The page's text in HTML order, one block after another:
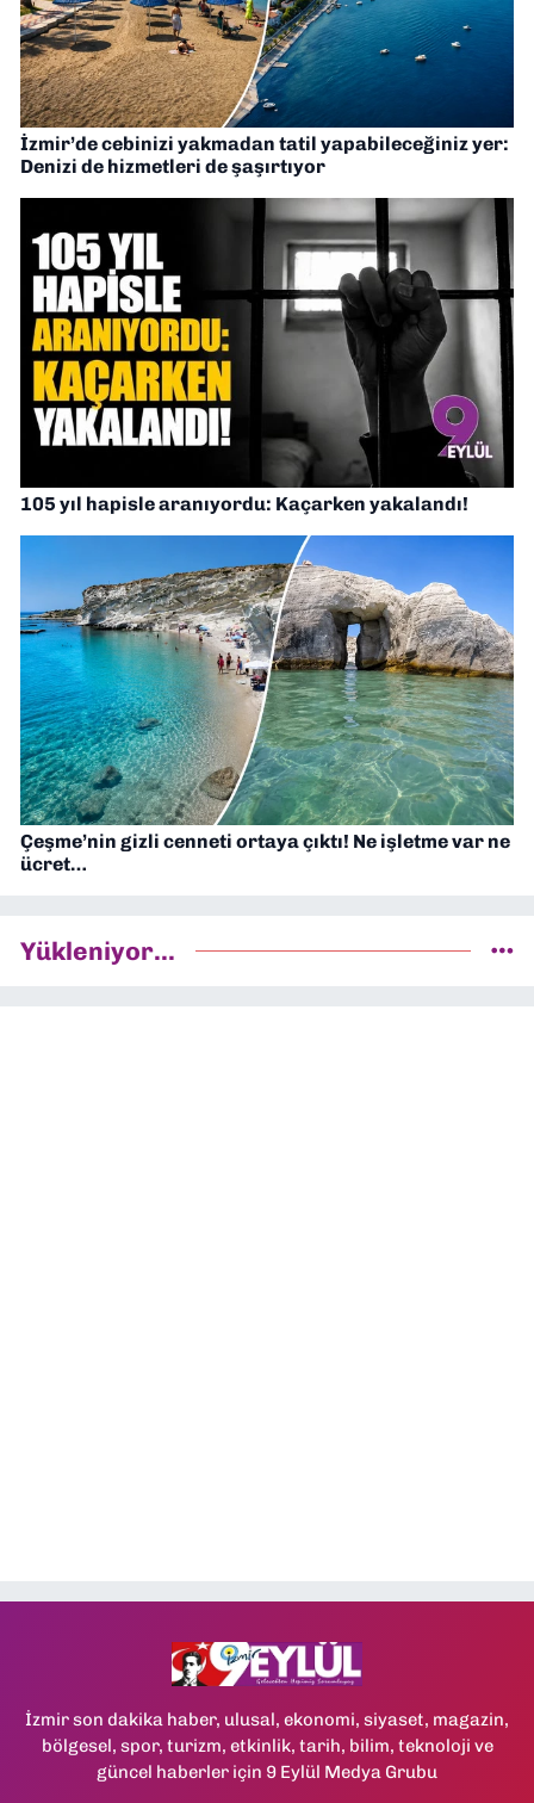
İzmir’de cebinizi yakmadan tatil yapabileceğiniz yer:
Denizi de hizmetleri de şaşırtıyor
105 yıl hapisle aranıyordu: Kaçarken yakalandı!
Çeşme’nin gizli cenneti ortaya çıktı! Ne işletme var ne
ücret…
Yükleniyor...
İzmir son dakika haber, ulusal, ekonomi, siyaset, magazin,
bölgesel, spor, turizm, etkinlik, tarih, bilim, teknoloji ve
güncel haberler için 9 Eylül Medya Grubu